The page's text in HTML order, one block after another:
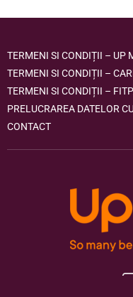
TERMENI SI CONDIȚII – UP
TERMENI SI CONDIȚII –
TERMENI SI CONDIȚII –
PRELUCRAREA DATELOR
CONTACT